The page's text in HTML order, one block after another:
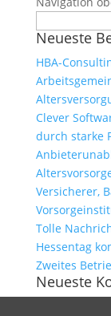
nach:
Neueste
HBA-
Clever
durch starke
Versicherer,
Tolle
Hessentag
Zweites
Neueste